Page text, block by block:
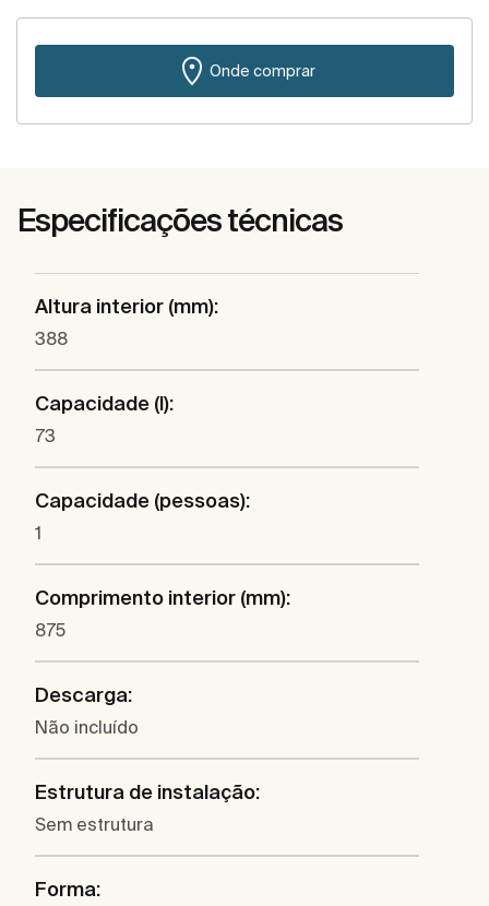
Onde comprar
Especificações técnicas
Altura interior (mm):
388
Capacidade (l):
73
Capacidade (pessoas):
1
Comprimento interior (mm):
875
Descarga:
Não incluído
Estrutura de instalação:
Sem estrutura
Forma: